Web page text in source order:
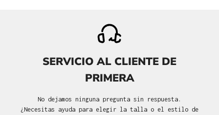
SERVICIO AL CLIENTE DE
PRIMERA
No dejamos ninguna pregunta sin respuesta.
¿Necesitas ayuda para elegir la talla o el estilo de